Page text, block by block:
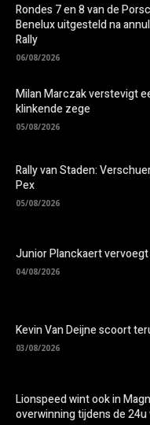
Rondes 7 en 8 van de
Benelux uitgesteld na
Rally
06/08/2026
Milan Marczak verstevigt
klinkende zege
05/08/2026
Rally van Staden:
Pex
05/08/2026
Junior Planckaert
04/08/2026
Kevin Van Deijne scoort
03/08/2026
Lionspeed wint ook in
overwinning tijdens de 24u